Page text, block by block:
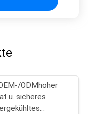
ODMhoher
u. sicheres